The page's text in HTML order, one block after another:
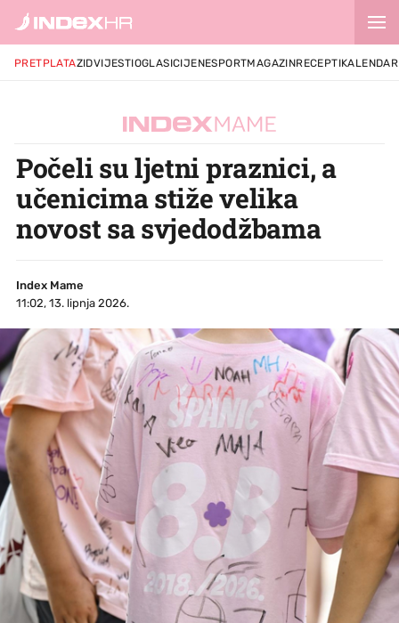
PRETPLATAZIDVIJESTIOGLASICIJENESPORTMAGAZINRECEPTIKALENDAR
Počeli su ljetni praznici, a
učenicima stiže velika
novost sa svjedodžbama
Index Mame
11:02, 13. lipnja 2026.